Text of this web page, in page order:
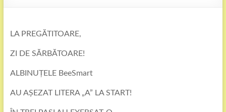
LA PREGĂTITOARE,
ZI DE SĂRBĂTOARE!
ALBINUȚELE BeeSmart
AU AȘEZAT LITERA „A” LA START!